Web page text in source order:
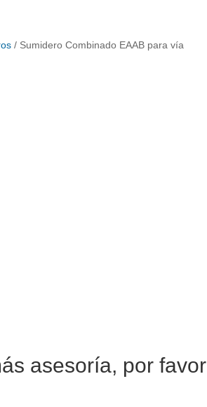
/ Sumidero Combinado EAAB para vía
asesoría, por favor